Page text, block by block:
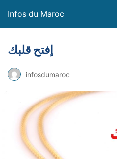
Infos du Maroc
إفتح قلبك
infosdumaroc